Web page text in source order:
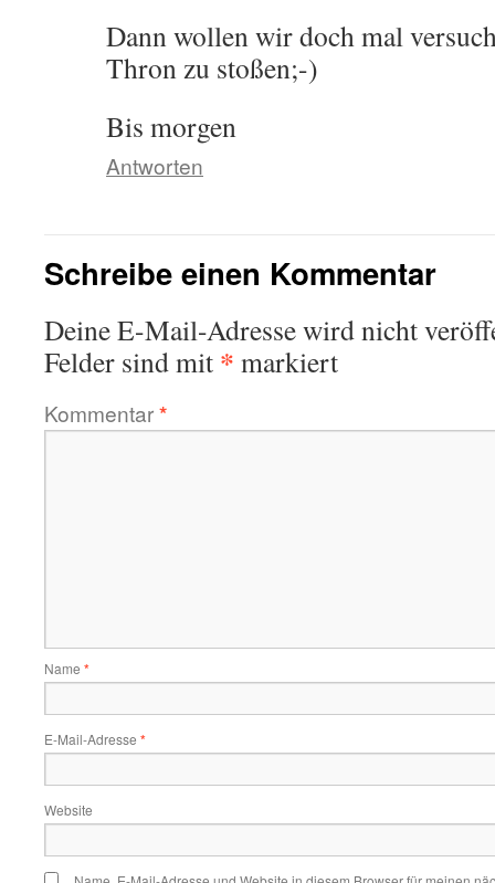
Dann wollen wir doch mal
Thron zu stoßen;-)
Bis morgen
Antworten
Schreibe einen Kommentar
Deine E-Mail-Adresse wird nicht
Felder sind mit * markiert
Kommentar*
Name *
E-Mail-Adresse *
Website